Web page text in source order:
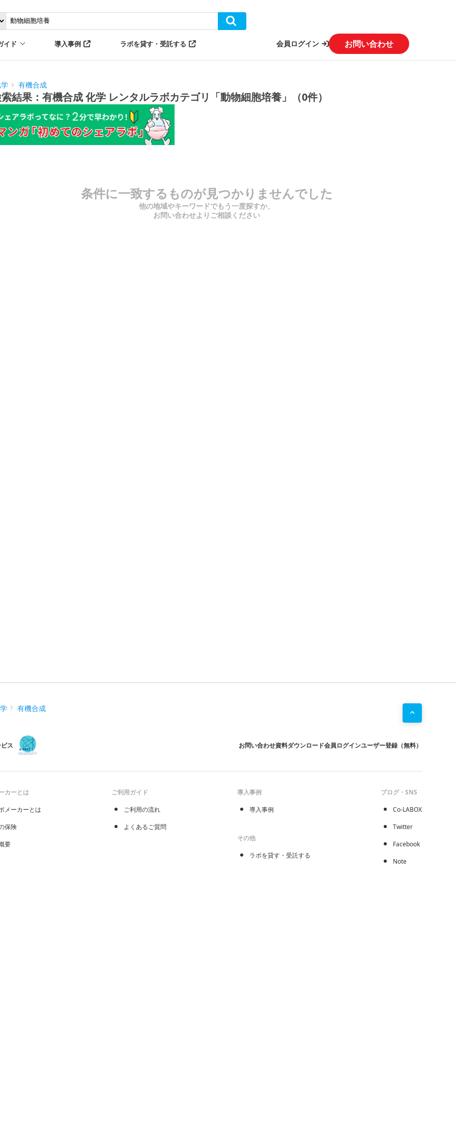
イド 導入事例 ラボを貸す・受託する 会員ログイン お問い合わせ
有機合成
結果：有機合成 化学 レンタルラボカテゴリ「動物細胞培養」（0件）
条件に一致するものが見つかりませんでした
他の地域やキーワードでもう一度探すか、
お問い合わせよりご相談ください
有機合成
ス お問い合わせ資料ダウンロード会員ログインユーザー登録（無料）
カーとは
メーカーとは
保険
要
ご利用ガイド
ご利用の流れ
よくあるご質問
導入事例
導入事例
その他
ラボを貸す・受託する
ブログ・SNS
Co-LABOX
Twitter
Facebook
Note